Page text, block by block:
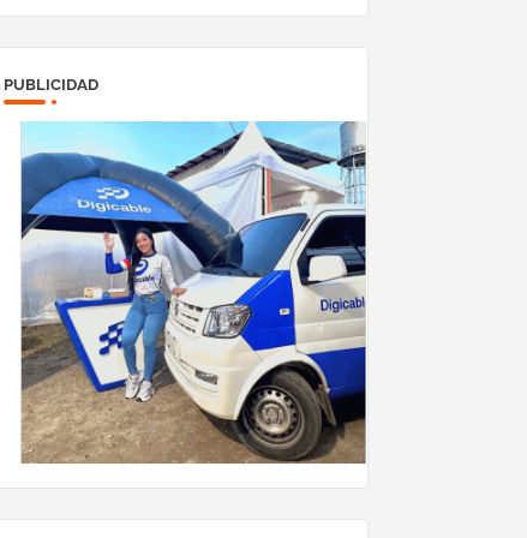
PUBLICIDAD